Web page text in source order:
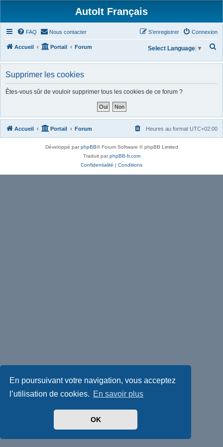
En poursuivant votre navigation, vous acceptez
l’utilisation de cookies. En savoir plus
OK
AutoIt Français
FAQ Nous contacter Connexion
S’enregistrer
Accueil Portail Forum
h
c
h
Select Language ▼
Supprimer les cookies
Êtes-vous sûr de vouloir supprimer tous les cookies de ce forum ?
Accueil Portail Forum Heures au format UTC+02:00
Développé parphpBB® Forum Software © phpBB Limited
Traduit parphpBB-fr.com
Confidentialité | Conditions